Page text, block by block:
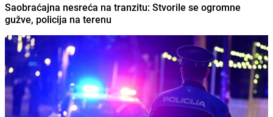
Saobraćajna nesreća na tranzitu: Stvorile se ogromne
gužve, policija na terenu